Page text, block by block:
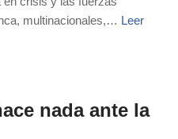
multinacionales,… Leer
nada ante la